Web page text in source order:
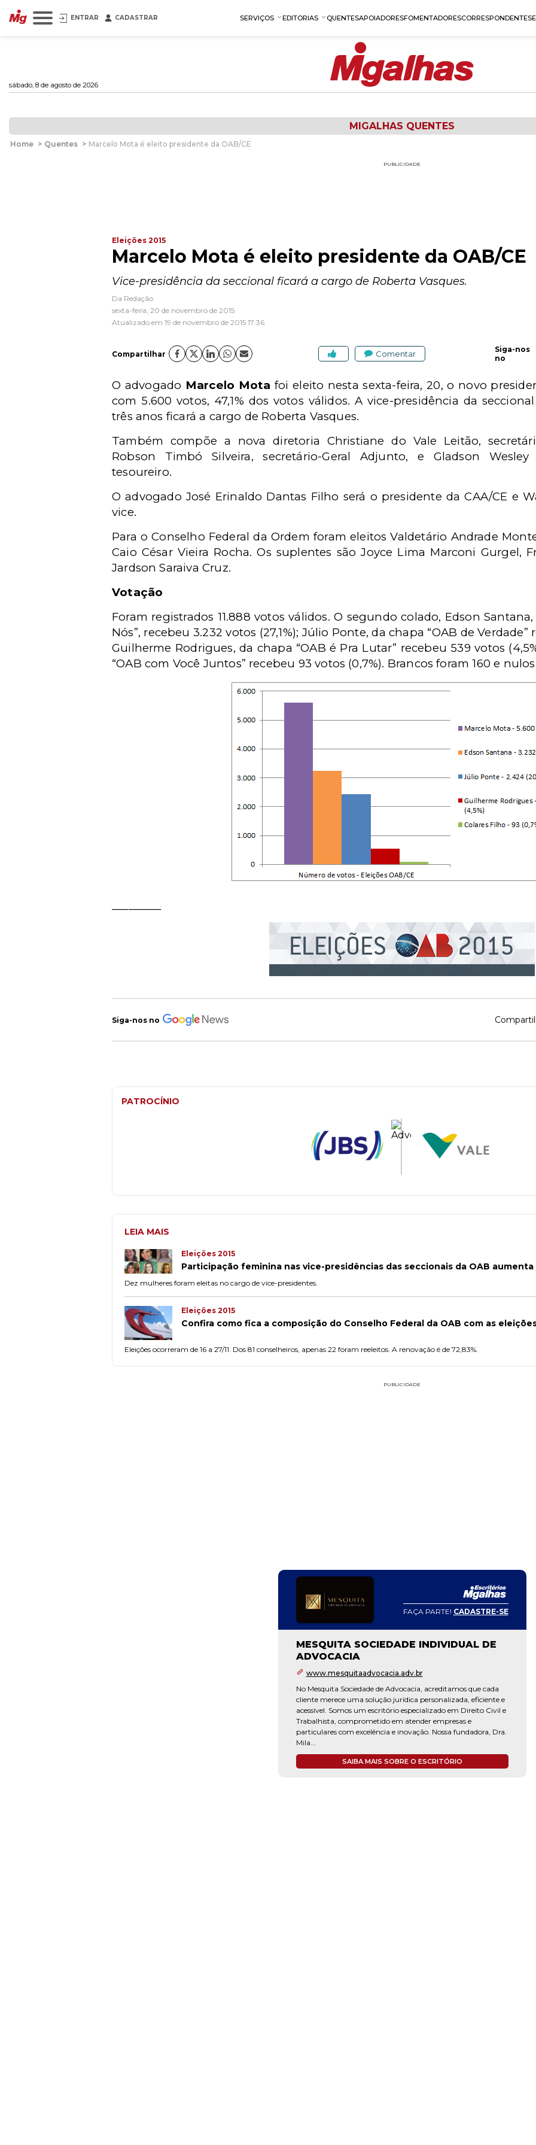
ENTRAR CADASTRAR SERVIÇOS EDITORIAS QUENTESAPOIADORESFOMENTADORESCORRESPONDENTES
sábado, 8 de agosto de 2026
MIGALHAS QUENTES
Home > Quentes > Marcelo Mota é eleito presidente da OAB/CE
PUBLICIDADE
Eleições 2015
Marcelo Mota é eleito presidente da OAB/CE
Vice-presidência da seccional ficará a cargo de Roberta Vasques.
Da Redação
sexta-feira, 20 de novembro de 2015
Atualizado em 19 de novembro de 2015 17:36
Compartilhar Comentar
Siga-nos
no
O advogado Marcelo Mota foi eleito nesta sexta-feira, 20, o novo
com 5.600 votos, 47,1% dos votos válidos. A vice-presidência da
três anos ficará a cargo de Roberta Vasques.
Também compõe a nova diretoria Christiane do Vale Leitão,
Robson Timbó Silveira, secretário-Geral Adjunto, e Gladson Wesley
tesoureiro.
O advogado José Erinaldo Dantas Filho será o presidente da CAA/CE e
vice.
Para o Conselho Federal da Ordem foram eleitos Valdetário Andrade
Caio César Vieira Rocha. Os suplentes são Joyce Lima Marconi Gurgel,
Jardson Saraiva Cruz.
Votação
Foram registrados 11.888 votos válidos. O segundo colado, Edson
Nós”, recebeu 3.232 votos (27,1%); Júlio Ponte, da chapa “OAB de
Guilherme Rodrigues, da chapa “OAB é Pra Lutar” recebeu 539 votos
“OAB com Você Juntos” recebeu 93 votos (0,7%). Brancos foram 160 e
Siga-nos no
PATROCÍNIO
LEIA MAIS
Eleições 2015
Participação feminina nas vice-presidências das seccionais da OAB aumenta
Dez mulheres foram eleitas no cargo de vice-presidentes.
Eleições 2015
Confira como fica a composição do Conselho Federal da OAB com as
Eleições ocorreram de 16 a 27/11. Dos 81 conselheiros, apenas 22 foram reeleitos. A renovação é de 72,83%.
PUBLICIDADE
FAÇA PARTE! CADASTRE-SE
MESQUITA SOCIEDADE INDIVIDUAL DE
ADVOCACIA
www.mesquitaadvocacia.adv.br
No Mesquita Sociedade de Advocacia, acreditamos que cada
cliente merece uma solução jurídica personalizada, eficiente e
acessível. Somos um escritório especializado em Direito Civil e
Trabalhista, comprometido em atender empresas e
particulares com excelência e inovação. Nossa fundadora, Dra.
Mila...
SAIBA MAIS SOBRE O ESCRITÓRIO